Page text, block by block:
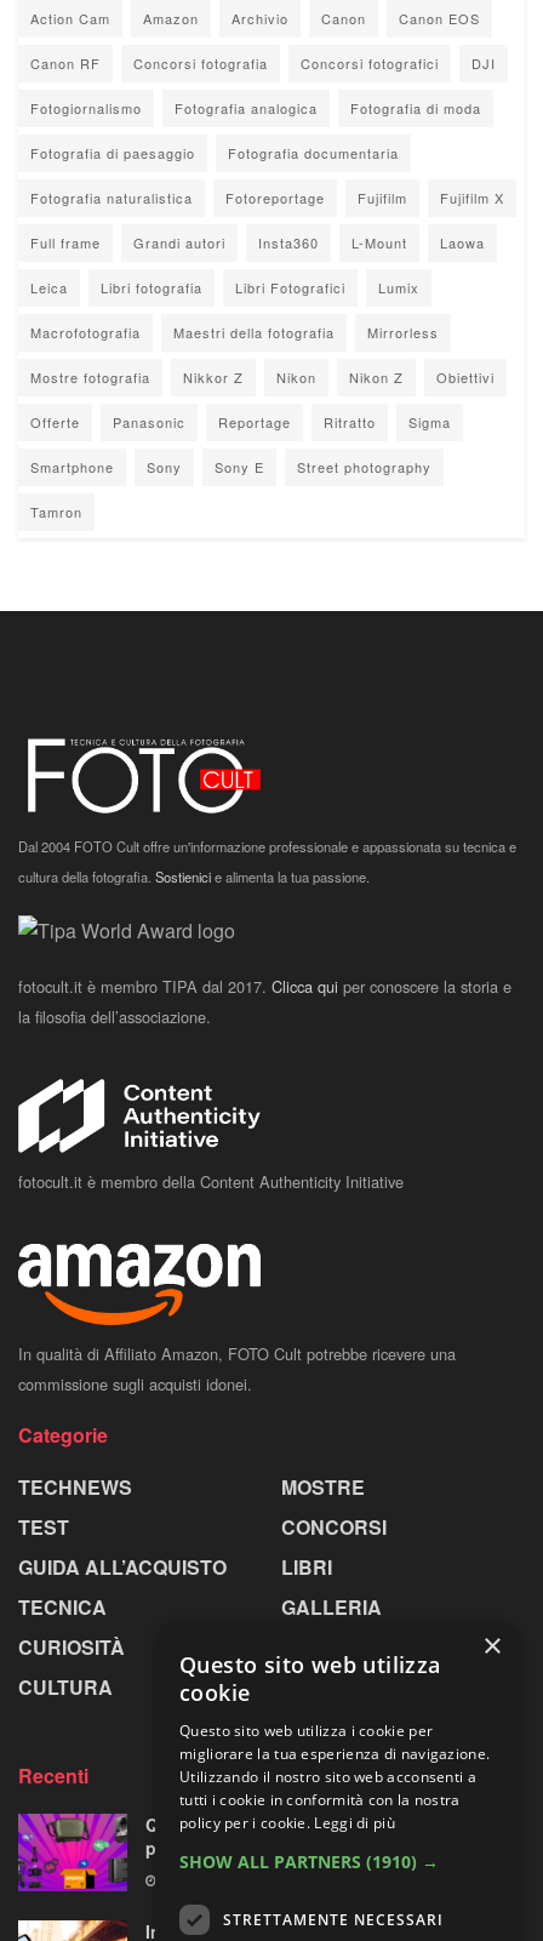
Action Cam Amazon Archivio Canon Canon EOS
Canon RF Concorsi fotografia Concorsi fotografici DJI
Fotogiornalismo Fotografia analogica Fotografia di moda
Fotografia di paesaggio Fotografia documentaria
Fotografia naturalistica Fotoreportage Fujifilm Fujifilm X
Full frame Grandi autori Insta360 L-Mount Laowa
Leica Libri fotografia Libri Fotografici Lumix
Macrofotografia Maestri della fotografia Mirrorless
Mostre fotografia Nikkor Z Nikon Nikon Z Obiettivi
Offerte Panasonic Reportage Ritratto Sigma
Smartphone Sony Sony E Street photography
Tamron
Dal 2004 FOTO Cult offre un'informazione professionale e appassionata su tecnica e
cultura della fotografia. Sostienicie alimenta la tua passione.
fotocult.it è membro TIPA dal 2017. Clicca qui per conoscere la storia e
la filosofia dell’associazione.
fotocult.it è membro della Content Authenticity Initiative
In qualità di Affiliato Amazon, FOTO Cult potrebbe ricevere una
commissione sugli acquisti idonei.
Categorie
TECHNEWS
TEST
GUIDA ALL’ACQUISTO
TECNICA
CURIOSITÀ
CULTURA
MOSTRE
CONCORSI
LIBRI
GALLERIA
Recenti
Quattro accessori fotografici in sconto:
prodotti opposti, ma uno su quattro fa per te
Insta360 GO Ultra riceve l’assistente vocale
×
Questo sito web utilizza
cookie
Questo sito web utilizza i cookie per
migliorare la tua esperienza di navigazione.
Utilizzando il nostro sito web acconsenti a
tutti i cookie in conformità con la nostra
policy per i cookie. Leggi di più
SHOW ALL PARTNERS (1910) →
STRETTAMENTE NECESSARI